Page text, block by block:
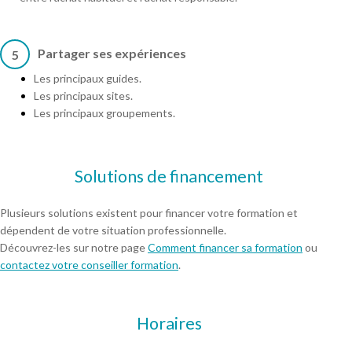
5 Partager ses expériences
Les principaux guides.
Les principaux sites.
Les principaux groupements.
Solutions de financement
Plusieurs solutions existent pour financer votre formation et
dépendent de votre situation professionnelle.
Découvrez-les sur notre pageComment financer sa formation ou
contactez votre conseiller formation.
Horaires